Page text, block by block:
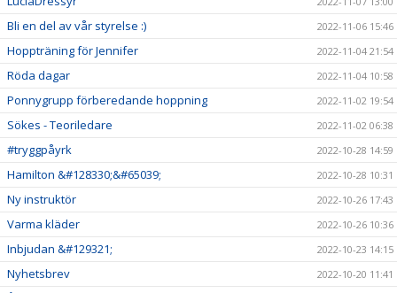
Bli en del av vår styrelse :) 2022-11-06 15:46
Hoppträning för Jennifer 2022-11-04 21:54
Röda dagar 2022-11-04 10:58
Ponnygrupp förberedande hoppning 2022-11-02 19:54
Sökes - Teoriledare 2022-11-02 06:38
#tryggpåyrk 2022-10-28 14:59
Hamilton &#128330;&#65039; 2022-10-28 10:31
Ny instruktör 2022-10-26 17:43
Varma kläder 2022-10-26 10:36
Inbjudan &#129321; 2022-10-23 14:15
Nyhetsbrev 2022-10-20 11:41